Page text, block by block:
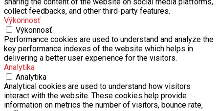
sharing the content of the website on social media platforms,
collect feedbacks, and other third-party features.
Výkonnosť
Výkonnosť
Performance cookies are used to understand and analyze the
key performance indexes of the website which helps in
delivering a better user experience for the visitors.
Analytika
Analytika
Analytical cookies are used to understand how visitors
interact with the website. These cookies help provide
information on metrics the number of visitors, bounce rate,